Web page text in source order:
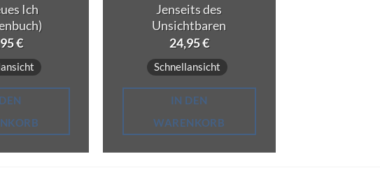
Ich
€
Jenseits des
Unsichtbaren
24,95€
Schnellansicht
IN DEN
WARENKORB